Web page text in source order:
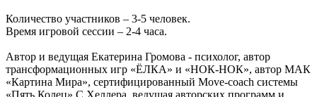
Количество участников – 3-5 человек.
Время игровой сессии – 2-4 часа.
Автор и ведущая Екатерина Громова - психолог, автор
трансформационных игр «ЁЛКА» и «НОК-НОК», автор МАК
«Картина Мира», сертифицированный Move-coach системы
«Пять Колец» С.Хеллера, ведущая авторских программ и